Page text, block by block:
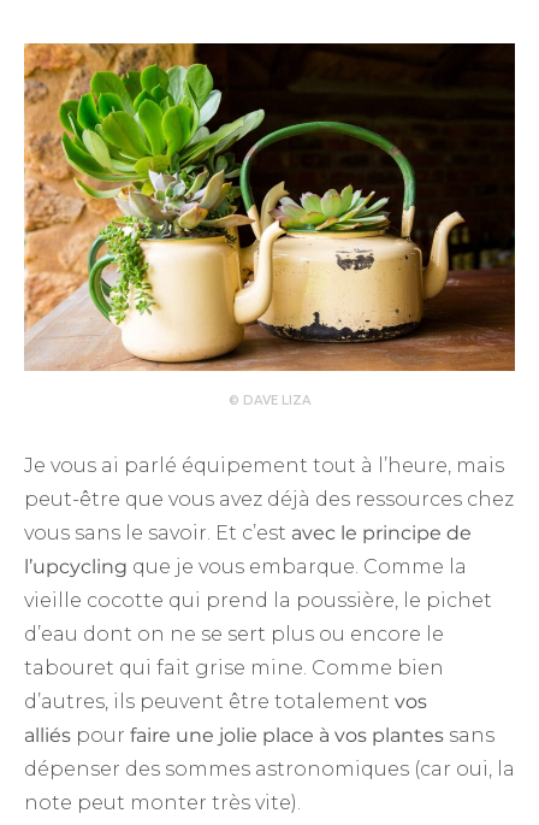
© DAVE LIZA
Je vous ai parlé équipement tout à l’heure, mais
peut-être que vous avez déjà des ressources chez
vous sans le savoir. Et c’est avec le principe de
l’upcycling que je vous embarque. Comme la
vieille cocotte qui prend la poussière, le pichet
d’eau dont on ne se sert plus ou encore le
tabouret qui fait grise mine. Comme bien
d’autres, ils peuvent être totalement vos
alliés pour faire une jolie place à vos plantes sans
dépenser des sommes astronomiques (car oui, la
note peut monter très vite).